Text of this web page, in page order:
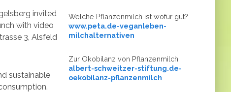
invited
with video
3, Alsfeld
sustainable
Welche Pflanzenmilch ist wofür gut?
www.peta.de-veganleben-
milchalternativen
Zur Ökobilanz von Pflanzenmilch
albert-schweitzer-stiftung.de-
oekobilanz-pflanzenmilch